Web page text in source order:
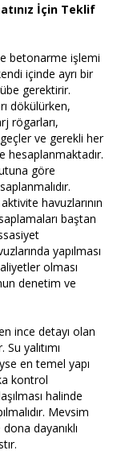
İçin Teklif
betonarme işlemi
içinde ayrı bir
gerektirir.
dökülürken,
rögarları,
ve gerekli her
hesaplanmaktadır.
göre
havuzlarının
baştan
yapılması
olması
denetim ve
ince detayı olan
yalıtımı
en temel yapı
kontrol
halinde
Mevsim
dayanıklı